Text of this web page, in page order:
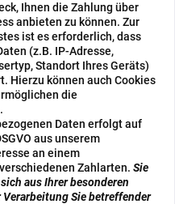
Ihnen die Zahlung über
anbieten zu können. Zur
ist es erforderlich, dass
(z.B. IP-Adresse,
Standort Ihres Geräts)
Hierzu können auch Cookies
die
Daten erfolgt auf
aus unserem
an einem
Zahlarten. Sie
aus Ihrer besonderen
Sie betreffender